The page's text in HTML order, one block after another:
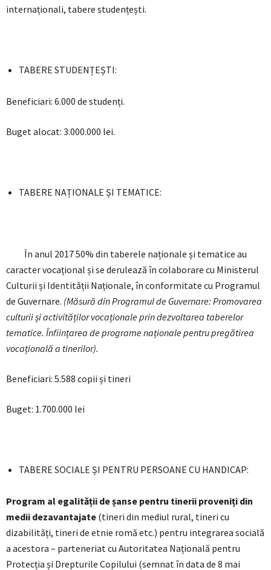
internaționali, tabere studențești.
TABERE STUDENȚEȘTI:
Beneficiari: 6.000 de studenți.
Buget alocat: 3.000.000 lei.
TABERE NAȚIONALE ȘI TEMATICE:
În anul 2017 50% din taberele naționale și tematice au
caracter vocațional și se derulează în colaborare cu Ministerul
Culturii și Identității Naționale, în conformitate cu Programul
de Guvernare. (Măsură din Programul de Guvernare: Promovarea
culturii și activităților vocaționale prin dezvoltarea taberelor
tematice. Înființarea de programe naționale pentru pregătirea
vocațională a tinerilor).
Beneficiari: 5.588 copii și tineri
Buget: 1.700.000 lei
TABERE SOCIALE ȘI PENTRU PERSOANE CU HANDICAP:
Program al egalității de șanse pentru tinerii proveniți din
medii dezavantajate (tineri din mediul rural, tineri cu
dizabilități, tineri de etnie romă etc.) pentru integrarea socială
a acestora – parteneriat cu Autoritatea Națională pentru
Protecția și Drepturile Copilului (semnat în data de 8 mai